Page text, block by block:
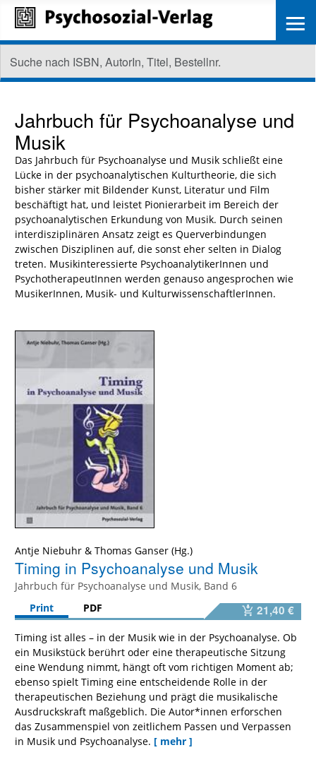
Jahrbuch für Psychoanalyse und
Musik
Das Jahrbuch für Psychoanalyse und Musik schließt eine
Lücke in der psychoanalytischen Kulturtheorie, die sich
bisher stärker mit Bildender Kunst, Literatur und Film
beschäftigt hat, und leistet Pionierarbeit im Bereich der
psychoanalytischen Erkundung von Musik. Durch seinen
interdisziplinären Ansatz zeigt es Querverbindungen
zwischen Disziplinen auf, die sonst eher selten in Dialog
treten. Musikinteressierte PsychoanalytikerInnen und
PsychotherapeutInnen werden genauso angesprochen wie
MusikerInnen, Musik- und KulturwissenschaftlerInnen.
Antje Niebuhr & Thomas Ganser
Timing in Psychoanalyse und Musik
Jahrbuch für Psychoanalyse und Musik, Band 6
Print
PDF 21,40 €
Timing ist alles – in der Musik wie in der Psychoanalyse. Ob
ein Musikstück berührt oder eine therapeutische Sitzung
eine Wendung nimmt, hängt oft vom richtigen Moment ab;
ebenso spielt Timing eine entscheidende Rolle in der
therapeutischen Beziehung und prägt die musikalische
Ausdruckskraft maßgeblich. Die Autor*innen erforschen
das Zusammenspiel von zeitlichem Passen und Verpassen
in Musik und Psychoanalyse. [ mehr ]
≡